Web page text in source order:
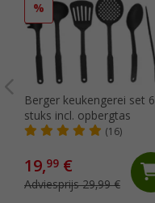
%
Berger keukengerei set 6
stuks incl. opbergtas
(16)
19,99 €
Adviesprijs 29,99 €